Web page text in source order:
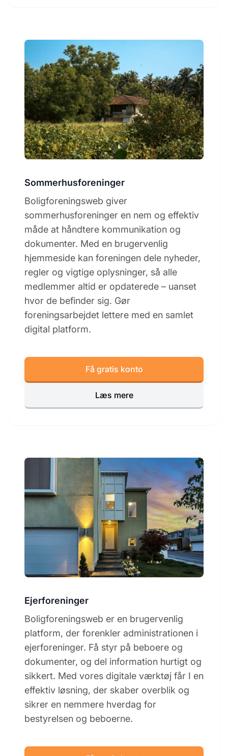
Sommerhusforeninger
Boligforeningsweb giver
sommerhusforeninger en nem og effektiv
måde at håndtere kommunikation og
dokumenter. Med en brugervenlig
hjemmeside kan foreningen dele nyheder,
regler og vigtige oplysninger, så alle
medlemmer altid er opdaterede – uanset
hvor de befinder sig. Gør
foreningsarbejdet lettere med en samlet
digital platform.
Få gratis konto
Læs mere
Ejerforeninger
Boligforeningsweb er en brugervenlig
platform, der forenkler administrationen i
ejerforeninger. Få styr på beboere og
dokumenter, og del information hurtigt og
sikkert. Med vores digitale værktøj får I en
effektiv løsning, der skaber overblik og
sikrer en nemmere hverdag for
bestyrelsen og beboerne.